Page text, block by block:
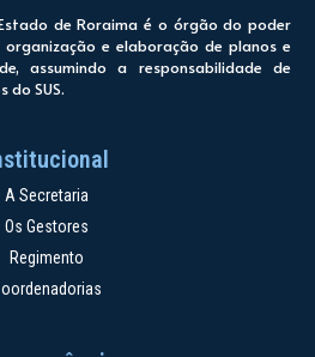
de Roraima é o órgão do poder
e elaboração de planos e
assumindo a responsabilidade de
do SUS.
A Secretaria
Os Gestores
Regimento